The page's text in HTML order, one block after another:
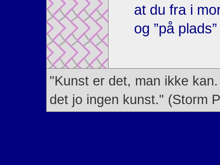
at du fra i
og ”på
"Kunst er det, man ikke
det jo ingen kunst." (Storm